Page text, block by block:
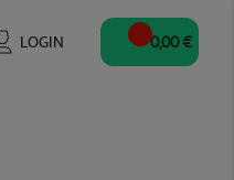
LOGIN 0,00 €